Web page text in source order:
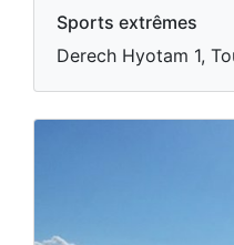
Sports extrêmes
Derech Hyotam 1,